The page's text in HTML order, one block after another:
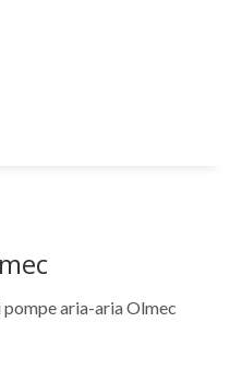
aria-aria Olmec